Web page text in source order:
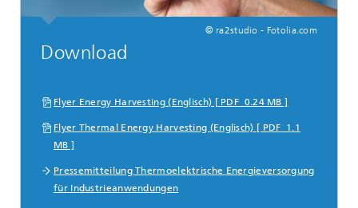
© ra2studio - Fotolia.com
Download
Flyer Energy Harvesting (Englisch) [ PDF 0.24 MB ]
Flyer Thermal Energy Harvesting (Englisch) [ PDF 1.1
MB ]
Pressemitteilung Thermoelektrische Energieversorgung
für Industrieanwendungen